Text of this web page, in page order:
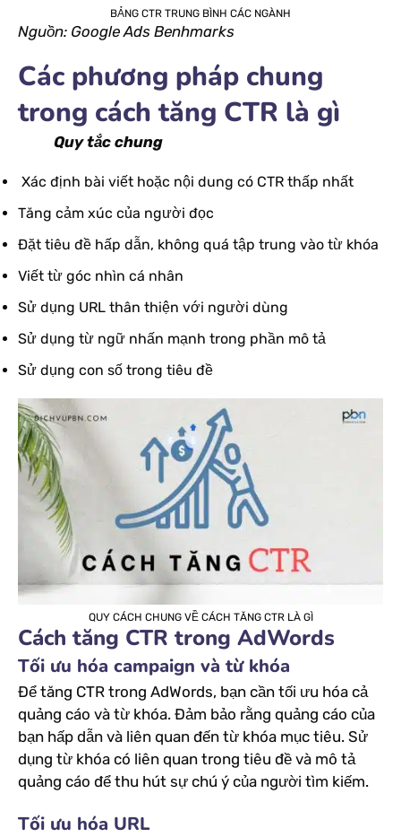
BẢNG CTR TRUNG BÌNH CÁC NGÀNH
Nguồn: Google Ads Benhmarks
Các phương pháp chung
trong cách tăng CTR là gì
Quy tắc chung
Xác định bài viết hoặc nội dung có CTR thấp nhất
Tăng cảm xúc của người đọc
Đặt tiêu đề hấp dẫn, không quá tập trung vào từ khóa
Viết từ góc nhìn cá nhân
Sử dụng URL thân thiện với người dùng
Sử dụng từ ngữ nhấn mạnh trong phần mô tả
Sử dụng con số trong tiêu đề
QUY CÁCH CHUNG VỀ CÁCH TĂNG CTR LÀ GÌ
Cách tăng CTR trong AdWords
Tối ưu hóa campaign và từ khóa
Để tăng CTR trong AdWords, bạn cần tối ưu hóa cả
quảng cáo và từ khóa. Đảm bảo rằng quảng cáo của
bạn hấp dẫn và liên quan đến từ khóa mục tiêu. Sử
dụng từ khóa có liên quan trong tiêu đề và mô tả
quảng cáo để thu hút sự chú ý của người tìm kiếm.
Tối ưu hóa URL